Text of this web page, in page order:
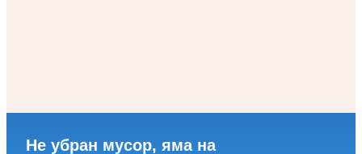
Не убран мусор, яма на